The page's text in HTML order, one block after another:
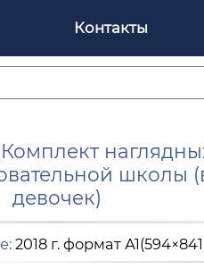
Контакты
школы
девочек)
2018 г. формат